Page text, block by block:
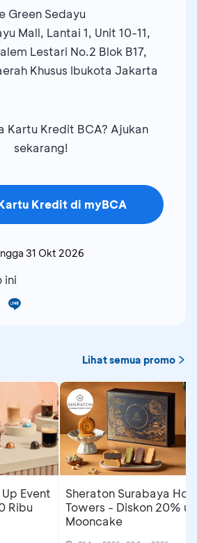
Green Sedayu
Mall, Lantai 1, Unit 10-11,
Lestari No.2 Blok B17,
Khusus Ibukota Jakarta
Kartu Kredit BCA? Ajukan
sekarang!
Kredit di myBCA
31 Okt 2026
ini
Lihat semua promo
Event
Ribu
Sheraton Surabaya
Towers - Diskon 20%
Mooncake